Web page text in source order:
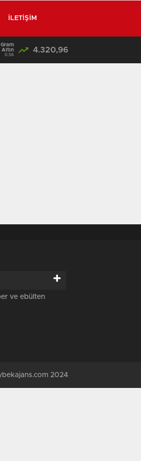
İLETIŞIM
Gram
Altın
0,56
4.320,96
+
ve ebülten
2024